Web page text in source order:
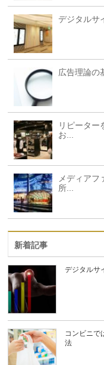
デジタルサ
広告理論の
リピータ
お...
メディアフ
所...
新着記事
デジタルサ
コンビニで
法